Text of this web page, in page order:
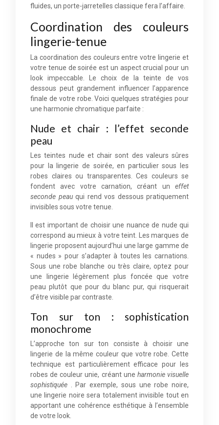
fluides, un porte-jarretelles classique fera l’affaire.
Coordination des couleurs
lingerie-tenue
La coordination des couleurs entre votre lingerie et
votre tenue de soirée est un aspect crucial pour un
look impeccable. Le choix de la teinte de vos
dessous peut grandement influencer l’apparence
finale de votre robe. Voici quelques stratégies pour
une harmonie chromatique parfaite :
Nude et chair : l’effet seconde
peau
Les teintes nude et chair sont des valeurs sûres
pour la lingerie de soirée, en particulier sous les
robes claires ou transparentes. Ces couleurs se
fondent avec votre carnation, créant un effet
seconde peau qui rend vos dessous pratiquement
invisibles sous votre tenue.
Il est important de choisir une nuance de nude qui
correspond au mieux à votre teint. Les marques de
lingerie proposent aujourd’hui une large gamme de
« nudes » pour s’adapter à toutes les carnations.
Sous une robe blanche ou très claire, optez pour
une lingerie légèrement plus foncée que votre
peau plutôt que pour du blanc pur, qui risquerait
d’être visible par contraste.
Ton sur ton : sophistication
monochrome
L’approche ton sur ton consiste à choisir une
lingerie de la même couleur que votre robe. Cette
technique est particulièrement efficace pour les
robes de couleur unie, créant une harmonie visuelle
sophistiquée
. Par exemple, sous une robe noire,
une lingerie noire sera totalement invisible tout en
apportant une cohérence esthétique à l’ensemble
de votre look.